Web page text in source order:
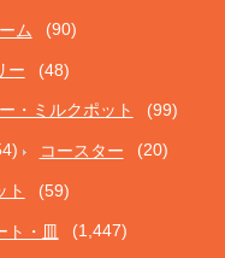
ム (90)
ー (48)
・ミルクポット (99)
コースター (20)
ト (59)
ト・皿 (1,447)